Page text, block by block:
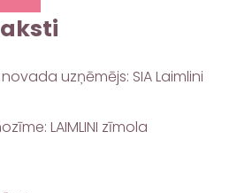
uzņēmējs: SIA Laimlini
LAIMLINI zīmola